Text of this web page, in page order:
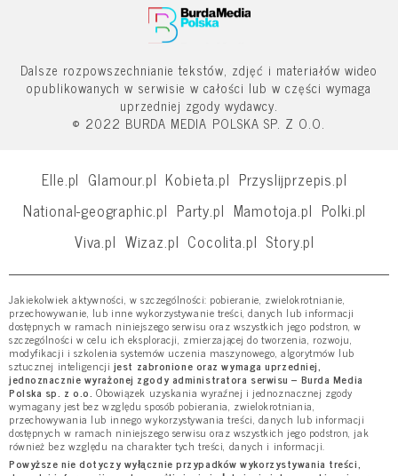
Dalsze rozpowszechnianie tekstów, zdjęć i materiałów wideo
opublikowanych w serwisie w całości lub w części wymaga
uprzedniej zgody wydawcy.
© 2022 BURDA MEDIA POLSKA SP. Z O.O.
Elle.pl Glamour.pl Kobieta.pl Przyslijprzepis.pl
National-geographic.pl Party.pl Mamotoja.pl Polki.pl
Viva.pl Wizaz.pl Cocolita.pl Story.pl
Jakiekolwiek aktywności, w szczególności: pobieranie, zwielokrotnianie,
przechowywanie, lub inne wykorzystywanie treści, danych lub informacji
dostępnych w ramach niniejszego serwisu oraz wszystkich jego podstron, w
szczególności w celu ich eksploracji, zmierzającej do tworzenia, rozwoju,
modyfikacji i szkolenia systemów uczenia maszynowego, algorytmów lub
sztucznej inteligencji jest zabronione oraz wymaga uprzedniej,
jednoznacznie wyrażonej zgody administratora serwisu – Burda Media
Polska sp. z o.o. Obowiązek uzyskania wyraźnej i jednoznacznej zgody
wymagany jest bez względu sposób pobierania, zwielokrotniania,
przechowywania lub innego wykorzystywania treści, danych lub informacji
dostępnych w ramach niniejszego serwisu oraz wszystkich jego podstron, jak
również bez względu na charakter tych treści, danych i informacji.
Powyższe nie dotyczy wyłącznie przypadków wykorzystywania treści,